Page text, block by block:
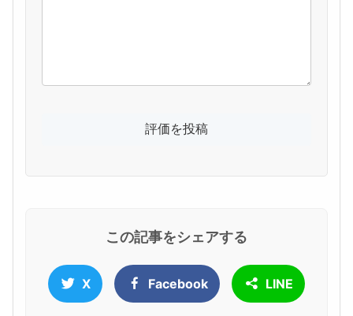
この記事をシェアする
X Facebook LINE